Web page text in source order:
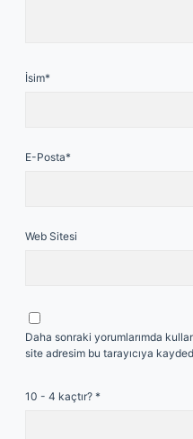
İsim*
E-Posta*
Web Sitesi
Daha sonraki yorumlarımda
site adresim bu tarayıcıya
10 - 4 kaçtır? *